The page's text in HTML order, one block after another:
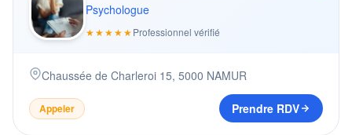
Psychologue
★★★★★Professionnel vérifié
Chaussée de Charleroi 15, 5000 NAMUR
Appeler Prendre RDV